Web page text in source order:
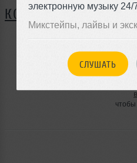
электронную музыку 24/
Микстейпы, лайвы и
СЛУШАТЬ
КОММЕНТАРИИ
чтобы